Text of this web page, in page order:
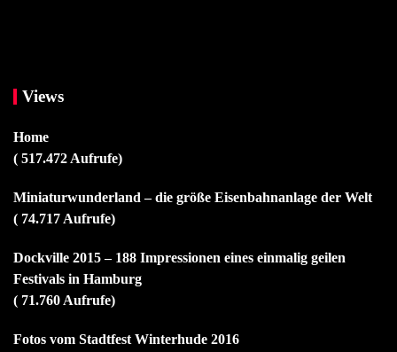
Views
Home
( 517.472 Aufrufe)
Miniaturwunderland – die größe Eisenbahnanlage der Welt
( 74.717 Aufrufe)
Dockville 2015 – 188 Impressionen eines einmalig geilen
Festivals in Hamburg
( 71.760 Aufrufe)
Fotos vom Stadtfest Winterhude 2016